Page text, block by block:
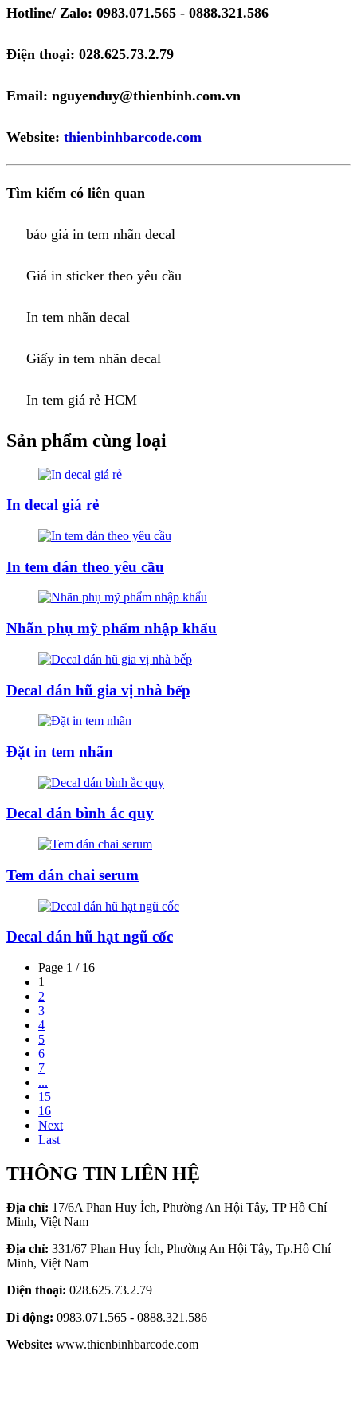
Hotline/ Zalo: 0983.071.565 - 0888.321.586
Điện thoại: 028.625.73.2.79
Email: nguyenduy@thienbinh.com.vn
Website: thienbinhbarcode.com
Tìm kiếm có liên quan
báo giá in tem nhãn decal
Giá in sticker theo yêu cầu
In tem nhãn decal
Giấy in tem nhãn decal
In tem giá rẻ HCM
Sản phẩm cùng loại
In decal giá rẻ
In tem dán theo yêu cầu
Nhãn phụ mỹ phẩm nhập khẩu
Decal dán hũ gia vị nhà bếp
Đặt in tem nhãn
Decal dán bình ắc quy
Tem dán chai serum
Decal dán hũ hạt ngũ cốc
Page 1 / 16
1
2
3
4
5
6
7
...
15
16
Next
Last
THÔNG TIN LIÊN HỆ
Địa chỉ: 17/6A Phan Huy Ích, Phường An Hội Tây, TP Hồ Chí
Minh, Việt Nam
Địa chỉ: 331/67 Phan Huy Ích, Phường An Hội Tây, Tp.Hồ Chí
Minh, Việt Nam
Điện thoại: 028.625.73.2.79
Di động: 0983.071.565 - 0888.321.586
Website: www.thienbinhbarcode.com